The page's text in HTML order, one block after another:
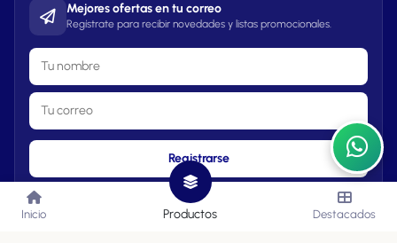
Mejores ofertas en tu correo
Regístrate para recibir novedades y listas promocionales.
Registrarse
Inicio Productos Destacados